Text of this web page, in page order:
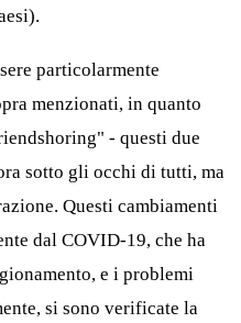
particolarmente
menzionati, in quanto
- questi due
sotto gli occhi di tutti, ma
Questi cambiamenti
dal COVID-19, che ha
e i problemi
si sono verificate la